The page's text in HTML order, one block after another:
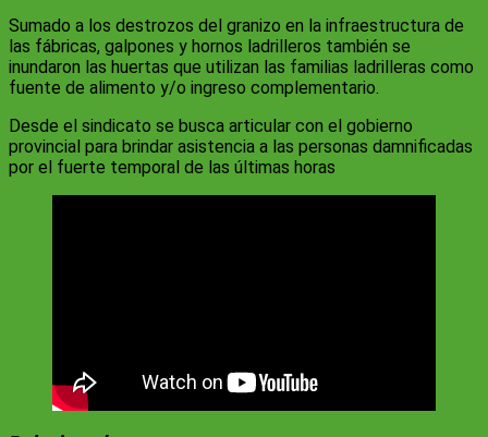
Sumado a los destrozos del granizo en la infraestructura de
las fábricas, galpones y hornos ladrilleros también se
inundaron las huertas que utilizan las familias ladrilleras como
fuente de alimento y/o ingreso complementario.
Desde el sindicato se busca articular con el gobierno
provincial para brindar asistencia a las personas damnificadas
por el fuerte temporal de las últimas horas